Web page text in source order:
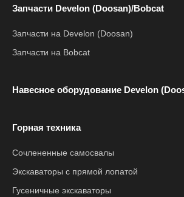
Запчасти Develon (Doosan)/Bobcat
Запчасти на Develon (Doosan)
Запчасти на Bobcat
Навесное оборудование Develon
Горная техника
Сочлененные самосвалы
Экскаваторы с прямой лопатой
Гусеничные экскаваторы